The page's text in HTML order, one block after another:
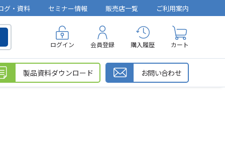
グ・資料 セミナー情報 販売店一覧 ご利用案内
ログイン 会員登録 購入履歴 カート
製品資料ダウンロード お問い合わせ